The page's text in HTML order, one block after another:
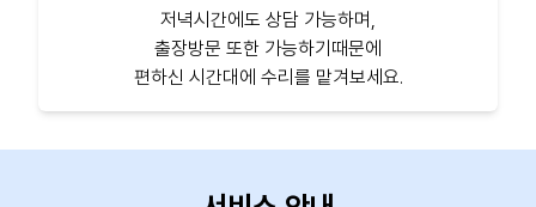
저녁시간에도 상담 가능하며,
출장방문 또한 가능하기때문에
편하신 시간대에 수리를 맡겨보세요.